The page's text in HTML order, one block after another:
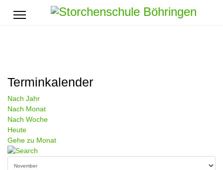
Terminkalender
Nach Jahr
Nach Monat
Nach Woche
Heute
Gehe zu Monat